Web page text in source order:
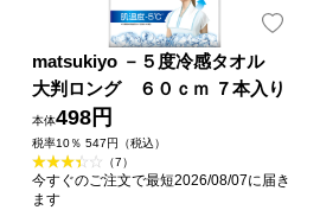
matsukiyo －５度冷感タオル
大判ロング ６０ｃｍ ７本入り
本体498円
税率10％ 547円（税込）
（7）
今すぐのご注文で最短2026/08/07に届き
ます